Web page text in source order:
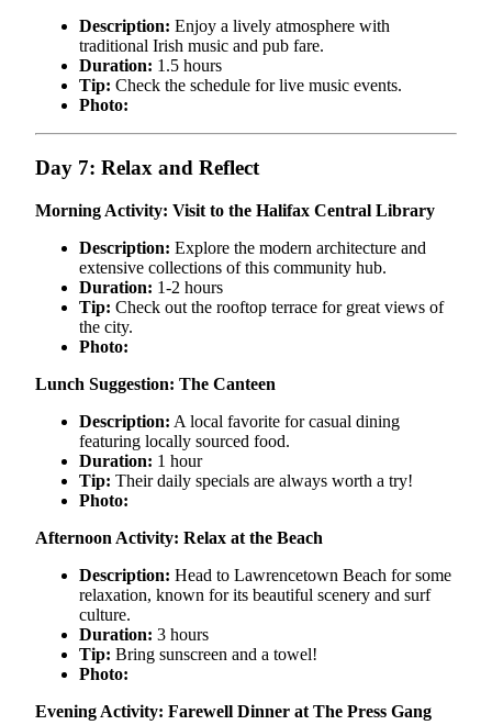
Description: Enjoy a lively atmosphere with
traditional Irish music and pub fare.
Duration: 1.5 hours
Tip: Check the schedule for live music events.
Photo:
Day 7: Relax and Reflect
Morning Activity: Visit to the Halifax Central Library
Description: Explore the modern architecture and
extensive collections of this community hub.
Duration: 1-2 hours
Tip: Check out the rooftop terrace for great views of
the city.
Photo:
Lunch Suggestion: The Canteen
Description: A local favorite for casual dining
featuring locally sourced food.
Duration: 1 hour
Tip: Their daily specials are always worth a try!
Photo:
Afternoon Activity: Relax at the Beach
Description: Head to Lawrencetown Beach for some
relaxation, known for its beautiful scenery and surf
culture.
Duration: 3 hours
Tip: Bring sunscreen and a towel!
Photo:
Evening Activity: Farewell Dinner at The Press Gang